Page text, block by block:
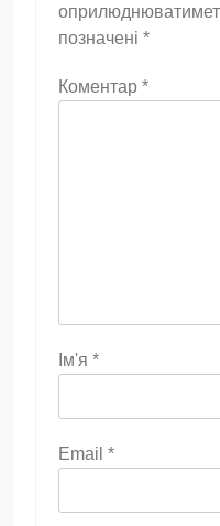
позначені *
Коментар *
Ім'я *
Email *